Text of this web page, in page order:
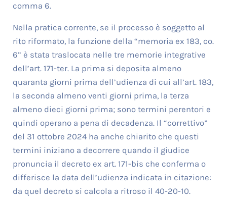
comma 6.
Nella pratica corrente, se il processo è soggetto al
rito riformato, la funzione della “memoria ex 183, co.
6” è stata traslocata nelle tre memorie integrative
dell’art. 171-ter. La prima si deposita almeno
quaranta giorni prima dell’udienza di cui all’art. 183,
la seconda almeno venti giorni prima, la terza
almeno dieci giorni prima; sono termini perentori e
quindi operano a pena di decadenza. Il “correttivo”
del 31 ottobre 2024 ha anche chiarito che questi
termini iniziano a decorrere quando il giudice
pronuncia il decreto ex art. 171-bis che conferma o
differisce la data dell’udienza indicata in citazione:
da quel decreto si calcola a ritroso il 40-20-10.